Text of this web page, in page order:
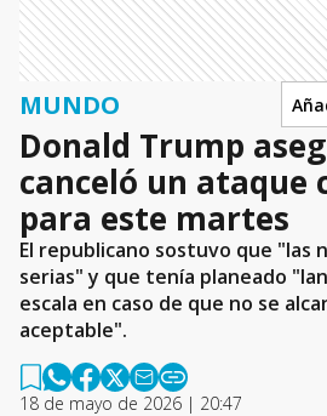
MUNDO
Donald Trump
canceló un ataque
para este martes
El republicano sostuvo que "las
serias" y que tenía planeado
escala en caso de que no se
aceptable".
18 de mayo de 2026 | 20:47